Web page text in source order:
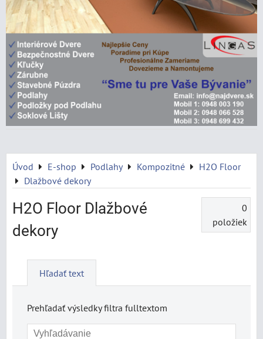
Úvod E-shop Podlahy Kompozitné
H2O Floor
Dlažbové dekory
H2O Floor Dlažbové
dekory
0
položiek
Hľadať text
Prehľadať výsledky filtra fulltextom